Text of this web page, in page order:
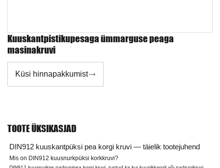
Kuuskantpistikupesaga ümmarguse peaga
masinakruvi
Küsi hinnapakkumist
TOOTE ÜKSIKASJAD
DIN912 kuuskantpüksi pea korgi kruvi — täielik tootejuhend
Mis on DIN912 kuusnurkpüksi korkkruvi?